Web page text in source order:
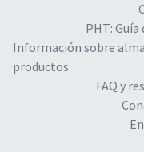
PHT:
Información sobre
productos
FAQ y